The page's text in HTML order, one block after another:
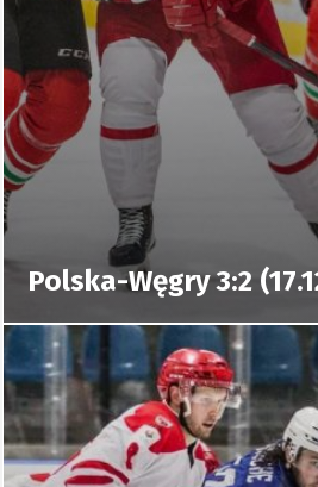
Polska-Węgry 3:2